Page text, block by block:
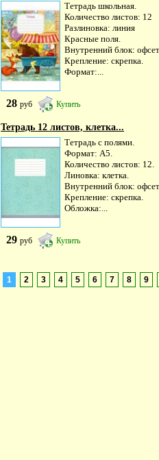
Тетрадь школьная.
Количество листов: 12
Разлиновка: линия
Красные поля.
Внутренний блок:
Крепление: скрепка.
Формат:...
28 руб Купить
Тетрадь 12 листов, клетка...
Тетрадь с полями.
Формат: А5.
Количество листов: 12.
Линовка: клетка.
Внутренний блок:
Крепление: скрепка.
Обложка:...
29 руб Купить
1 2 3 4 5 6 7 8 9